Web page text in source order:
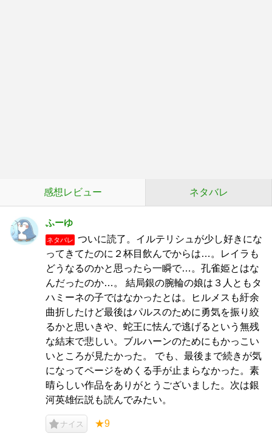
感想レビュー ネタバレ
ふーゆ
ネタバレ
ついに読了。イルテリシュが少し好きにな
ってきてたのに２杯目飲んでからは…。レイラも
どうなるのかと思ったら一瞬で…。孔雀姫とはな
んだったのか…。 結局銀の腕輪の娘は３人ともタ
ハミーネの子ではなかったとは。ヒルメスも紆余
曲折したけど最後はパルスのために勇気を振り絞
るかと思いきや、蛇王に怯んで逃げるという無残
な結末で悲しい。ブルハーンのためにもかっこい
いところが見たかった。 でも、最後まで続きが気
になってページをめくる手が止まらなかった。素
晴らしい作品をありがとうございました。次は銀
河英雄伝説も読んでみたい。
ナイス ★9